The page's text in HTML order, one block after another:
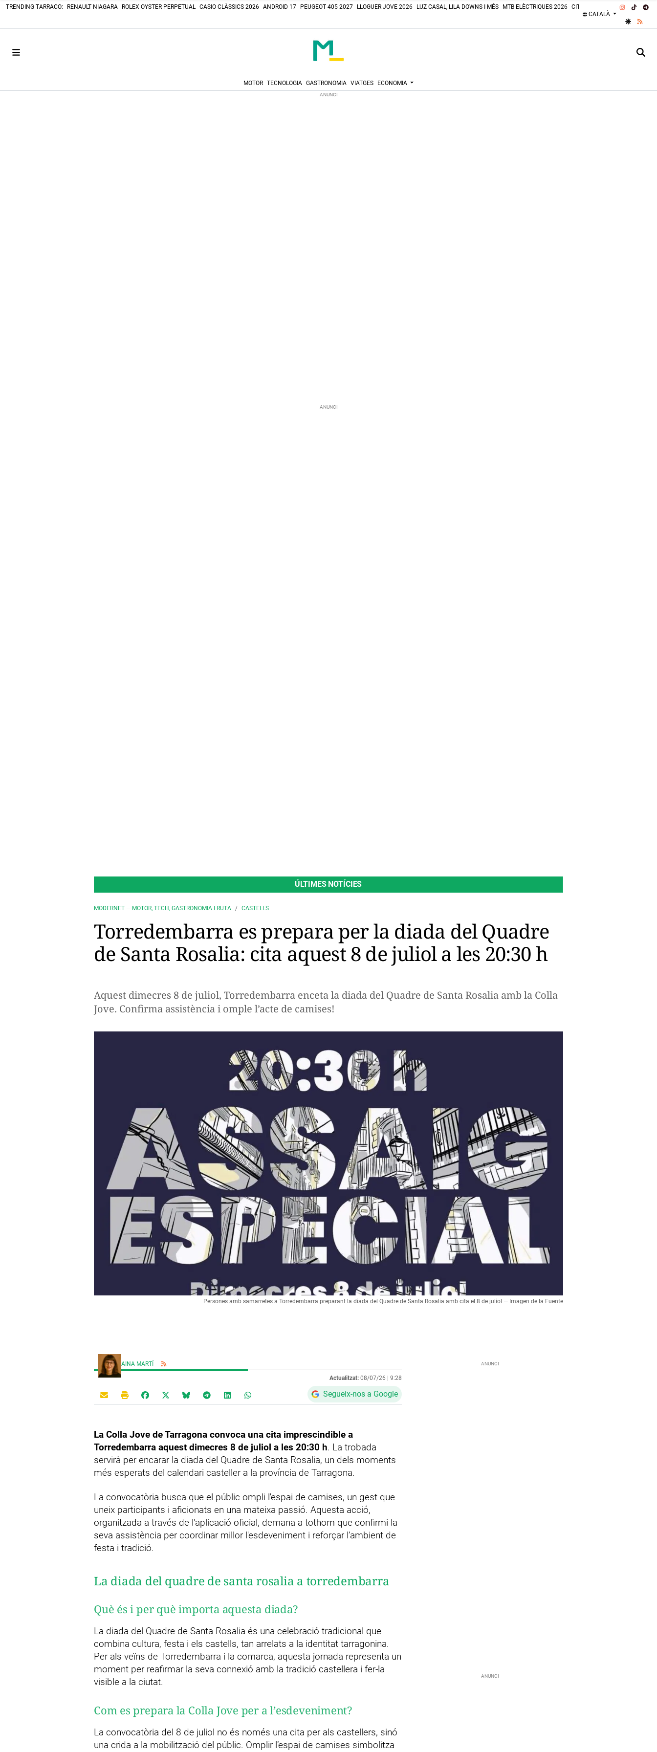
TRENDING TARRACO: RENAULT NIAGARA ROLEX OYSTER PERPETUAL CASIO CLÀSSICS 2026 ANDROID 17 PEUGEOT 405 2027 LLOGUER JOVE 2026 LUZ CASAL, LILA DOWNS I MÉS MTB ELÈCTRIQUES 2026 CITROËN 2CV 2026
PLATGES
CATALÀ
INSTAGRAM
TIKTOK
GOOGLE
RSS
MOTOR TECNOLOGIA GASTRONOMIA VIATGES ECONOMIA
ÚLTIMES NOTÍCIES
MODERNET — MOTOR, TECH, GASTRONOMIA I RUTA CASTELLS
Torredembarra es prepara per la diada del Quadre
de Santa Rosalia: cita aquest 8 de juliol a les 20:30 h
Aquest dimecres 8 de juliol, Torredembarra enceta la diada del Quadre de Santa Rosalia amb la Colla
Jove. Confirma assistència i omple l’acte de camises!
Persones amb samarretes a Torredembarra preparant la diada del Quadre de Santa Rosalia amb cita el 8 de juliol — Imagen de la Fuente
AINA MARTÍ
Actualitzat: 08/07/26 | 9:28
Segueix-nos a Google
La Colla Jove de Tarragona convoca una cita imprescindible a
Torredembarra aquest dimecres 8 de juliol a les 20:30 h. La trobada
servirà per encarar la diada del Quadre de Santa Rosalia, un dels moments
més esperats del calendari casteller a la província de Tarragona.
La convocatòria busca que el públic ompli l'espai de camises, un gest que
uneix participants i aficionats en una mateixa passió. Aquesta acció,
organitzada a través de l'aplicació oficial, demana a tothom que confirmi la
seva assistència per coordinar millor l'esdeveniment i reforçar l’ambient de
festa i tradició.
La diada del quadre de santa rosalia a torredembarra
Què és i per què importa aquesta diada?
La diada del Quadre de Santa Rosalia és una celebració tradicional que
combina cultura, festa i els castells, tan arrelats a la identitat tarragonina.
Per als veïns de Torredembarra i la comarca, aquesta jornada representa un
moment per reafirmar la seva connexió amb la tradició castellera i fer-la
visible a la ciutat.
Com es prepara la Colla Jove per a l’esdeveniment?
La convocatòria del 8 de juliol no és només una cita per als castellers, sinó
una crida a la mobilització del públic. Omplir l’espai de camises simbolitza